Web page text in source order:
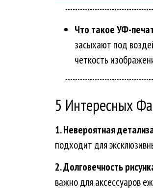
Что такое УФ-
засыхают под
четкость
5 Интересных
1. Невероятная
подходит для
2. Долговечность
важно для аксессуаров